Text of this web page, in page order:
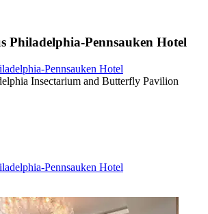
Philadelphia-Pennsauken Hotel
Pennsauken Hotel
Insectarium and Butterfly Pavilion
Pennsauken Hotel